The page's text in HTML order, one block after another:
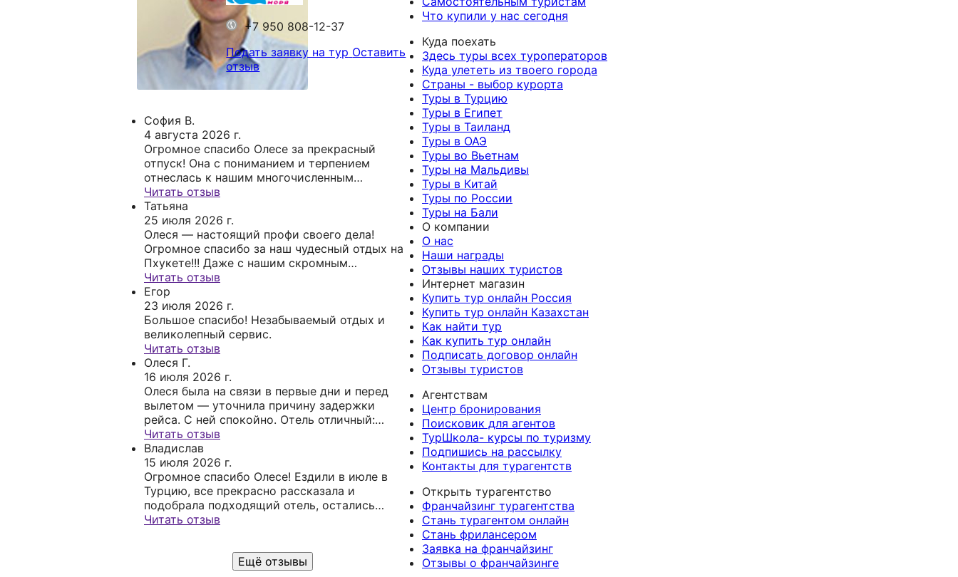
+7 950 808-12-37
Подать заявку на тур Оставить
отзыв
София В.
4 августа 2026 г.
Огромное спасибо Олесе за прекрасный
отпуск! Она с пониманием и терпением
отнеслась к нашим многочисленным
изменениям и пожеланиям. Быстро нашла
лучшие варианты под наш бюджет,
предложила отличный отель и оперативно
решала все вопросы. С таким ответственным
туроператором чувствуешь себя в
безопасности даже за границей. Рекомендую
всем знакомым!
Читать отзыв
Татьяна
25 июля 2026 г.
Олеся — настоящий профи своего дела!
Огромное спасибо за наш чудесный отдых на
Пхукете!!! Даже с нашим скромным
бюджетом Олеся смогла подобрать отличный
тур, за что ей отдельное спасибо — подход
был максимально лояльным и внимательным.
С ней очень комфортно работать: всегда на
связи, отвечает мгновенно и учитывает
каждую мелочь. Мы в восторге и
обязательно вернемся за новыми
путешествиями! Процветания вам и
побольше благодарных клиентов!
Читать отзыв
Егор
23 июля 2026 г.
Большое спасибо! Незабываемый отдых и
великолепный сервис.
Читать отзыв
Олеся Г.
16 июля 2026 г.
Олеся была на связи в первые дни и перед
вылетом — уточнила причину задержки
рейса. С ней спокойно. Отель отличный:
чисто, вкусно, море волшебное. Сын
научился плавать. Рекомендую! Если хотите,
чтобы отдых прошёл спокойно и без нервов
— обращайтесь к Олесе из турагентства
География.
Читать отзыв
Владислав
15 июля 2026 г.
Огромное спасибо Олесе! Ездили в июле в
Турцию, все прекрасно рассказала и
подобрала подходящий отель, остались
полностью довольны! Спасибо большое!!!!! 🙏
Читать отзыв
Ещё отзывы
Что купили у нас сегодня
Куда поехать
Здесь туры всех туроператоров
Куда улететь из твоего города
Страны - выбор курорта
Туры в Турцию
Туры в Египет
Туры в Таиланд
Туры в ОАЭ
Туры во Вьетнам
Туры на Мальдивы
Туры в Китай
Туры по России
Туры на Бали
О компании
О нас
Наши награды
Отзывы наших туристов
Интернет магазин
Купить тур онлайн Россия
Купить тур онлайн Казахстан
Как найти тур
Как купить тур онлайн
Подписать договор онлайн
Отзывы туристов
Агентствам
Центр бронирования
Поисковик для агентов
ТурШкола- курсы по туризму
Подпишись на рассылку
Контакты для турагентств
Открыть турагентство
Франчайзинг турагентства
Стань турагентом онлайн
Стань фрилансером
Заявка на франчайзинг
Отзывы о франчайзинге